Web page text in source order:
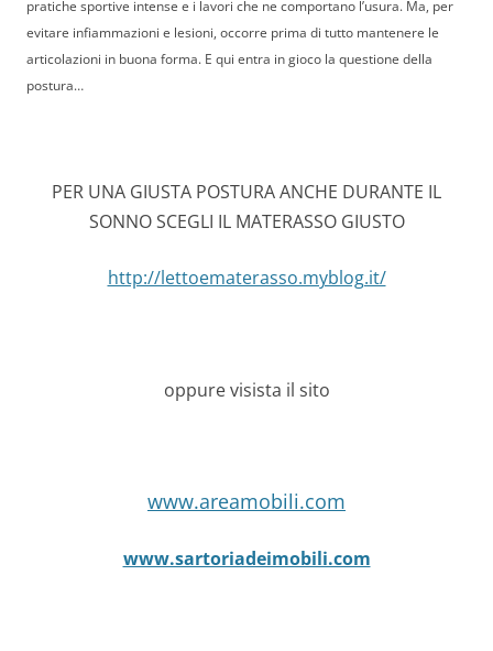
pratiche sportive intense e i lavori che ne comportano l’usura. Ma, per
evitare infiammazioni e lesioni, occorre prima di tutto mantenere le
articolazioni in buona forma. E qui entra in gioco la questione della
postura…
PER UNA GIUSTA POSTURA ANCHE DURANTE IL
SONNO SCEGLI IL MATERASSO GIUSTO
http://lettoematerasso.myblog.it/
oppure visista il sito
www.areamobili.com
www.sartoriadeimobili.com